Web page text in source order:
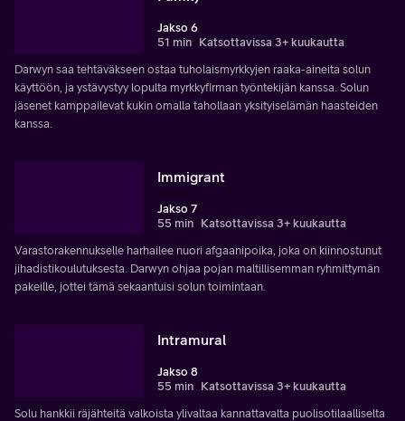
Jakso 6
51 min Katsottavissa 3+ kuukautta
Darwyn saa tehtäväkseen ostaa tuholaismyrkkyjen raaka-aineita solun
käyttöön, ja ystävystyy lopulta myrkkyfirman työntekijän kanssa. Solun
jäsenet kamppailevat kukin omalla tahollaan yksityiselämän haasteiden
kanssa.
Immigrant
Jakso 7
55 min Katsottavissa 3+ kuukautta
Varastorakennukselle harhailee nuori afgaanipoika, joka on kiinnostunut
jihadistikoulutuksesta. Darwyn ohjaa pojan maltillisemman ryhmittymän
pakeille, jottei tämä sekaantuisi solun toimintaan.
Intramural
Jakso 8
55 min Katsottavissa 3+ kuukautta
Solu hankkii räjähteitä valkoista ylivaltaa kannattavalta puolisotilaalliselta